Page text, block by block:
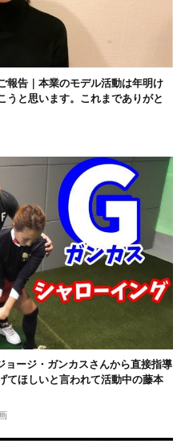
報告｜本業のモデル活動は年明け
うと思います。これまでありがと
ョージ・ガンカスさんから直接指導
てほしいと言われて活動中の藤本